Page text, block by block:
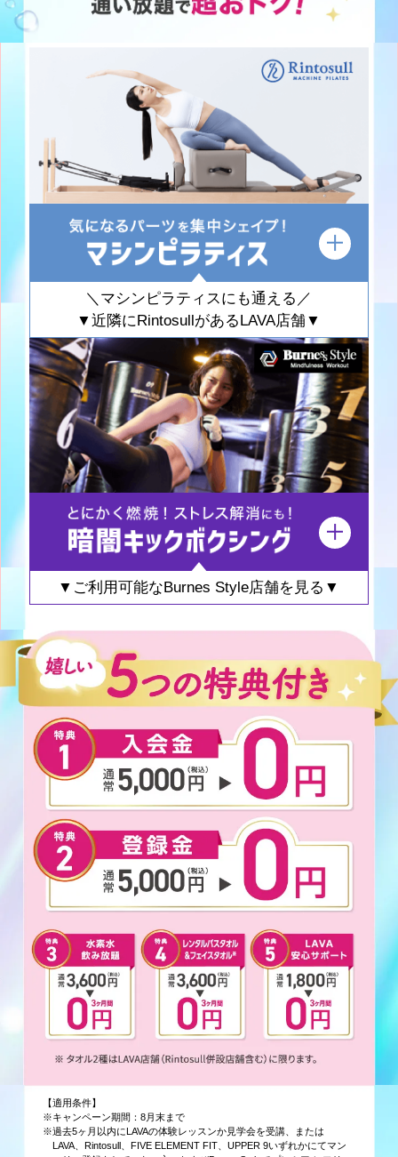
＼マシンピラティスにも通える／
▼近隣にRintosullがあるLAVA店舗▼
▼ご利用可能なBurnes Style店舗を見る▼
【適用条件】
※キャンペーン期間：8月末まで
※過去5ヶ月以内にLAVAの体験レッスンか見学会を受講、または
LAVA、Rintosull、FIVE ELEMENT FIT、UPPER 9いずれかにてマン